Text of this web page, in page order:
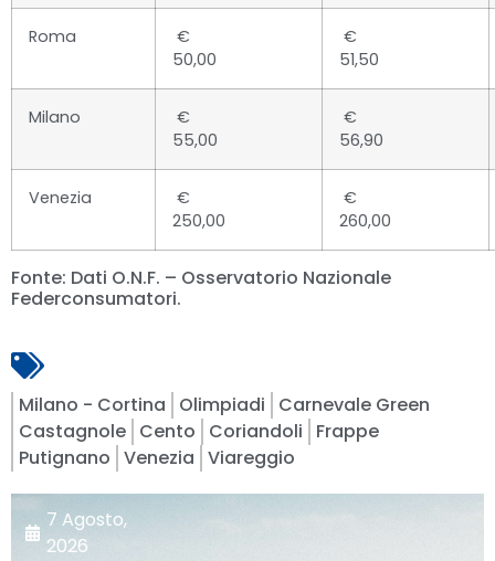
Roma
€
50,00
€
51,50
Milano
€
55,00
€
56,90
Venezia
€
250,00
€
260,00
Fonte: Dati O.N.F. – Osservatorio Nazionale
Federconsumatori.
Milano - Cortina Olimpiadi
Carnevale Green
Castagnole Cento Coriandoli
Frappe
Putignano Venezia Viareggio
7 Agosto,
2026